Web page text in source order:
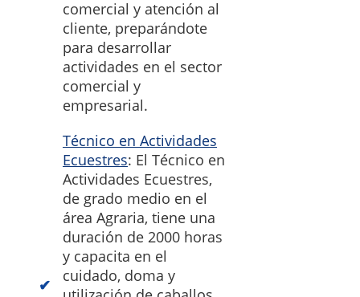
comercial y atención al
cliente, preparándote
para desarrollar
actividades en el sector
comercial y
empresarial.
Técnico en Actividades
Ecuestres: El Técnico en
Actividades Ecuestres,
de grado medio en el
área Agraria, tiene una
duración de 2000 horas
y capacita en el
cuidado, doma y